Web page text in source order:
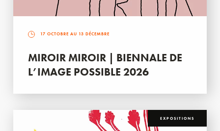
17 OCTOBRE AU 13 DÉCEMBRE
MIROIR MIROIR | BIENNALE DE
L’IMAGE POSSIBLE 2026
EXPOSITIONS